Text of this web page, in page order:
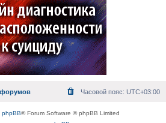
Часовой пояс: UTC+03:00
phpBB® Forum Software © phpBB Limited